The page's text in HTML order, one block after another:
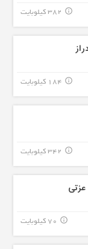
382 کیلوبایت info_outline
184 کیلوبایت info_outline
342 کیلوبایت info_outline
عزتی
70 کیلوبایت info_outline